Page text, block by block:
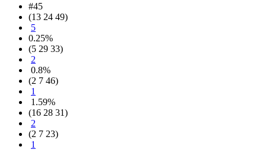
#45
(13 24 49)
5
0.25%
(5 29 33)
2
0.8%
(2 7 46)
1
1.59%
(16 28 31)
2
(2 7 23)
1